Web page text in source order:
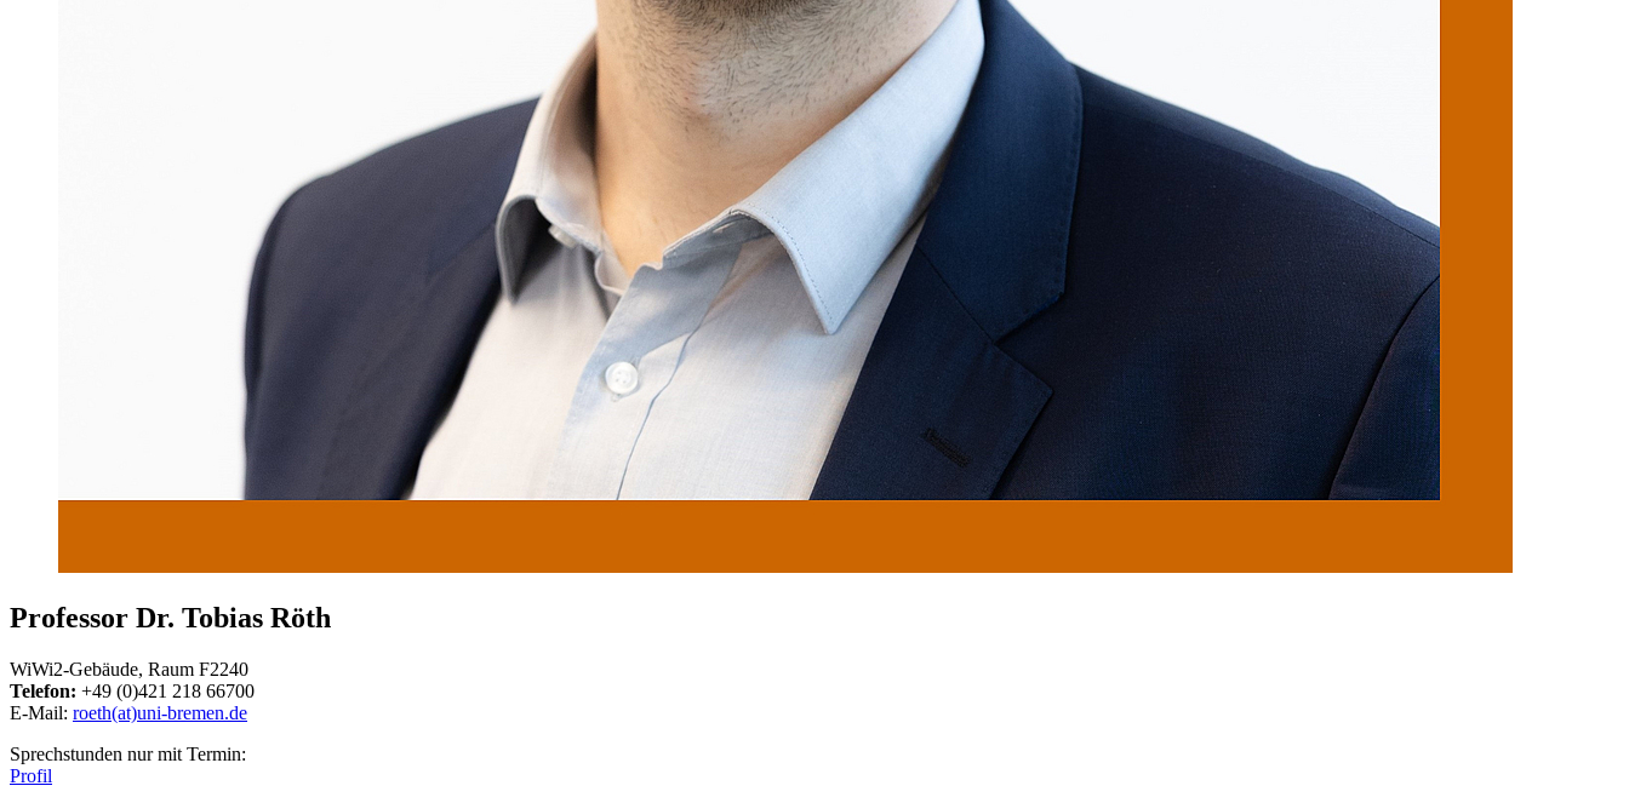
Professor Dr. Tobias Röth
WiWi2-Gebäude, Raum F2240
Telefon: +49 (0)421 218 66700
E-Mail: roeth(at)uni-bremen.de
Sprechstunden nur mit Termin:
Profil